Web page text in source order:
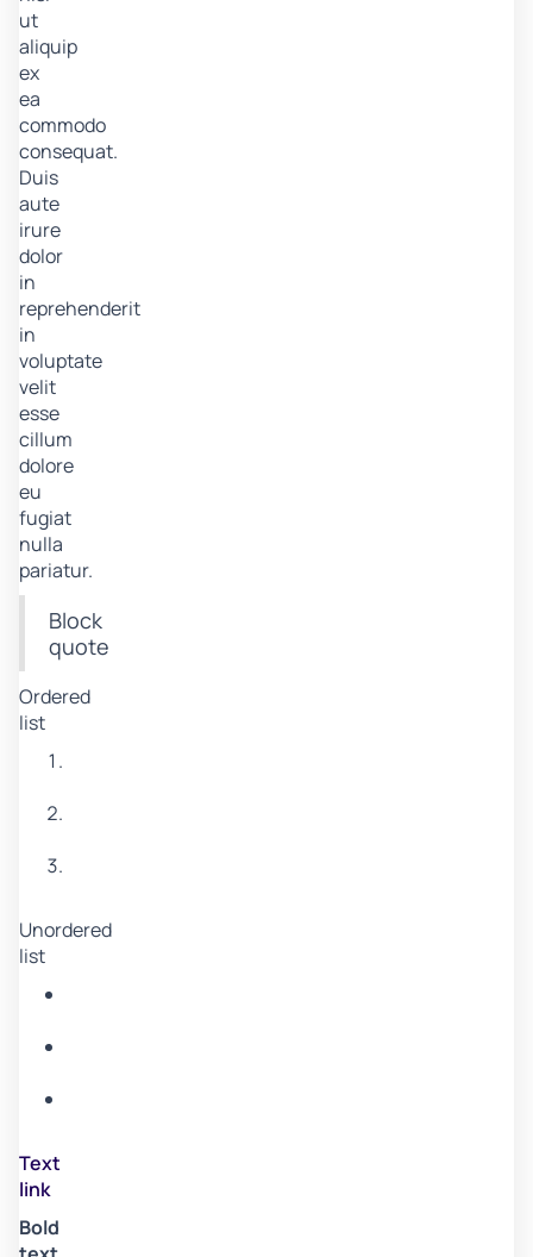
ut
aliquip
ex
ea
commodo
consequat.
Duis
aute
irure
dolor
in
reprehenderit
in
voluptate
velit
esse
cillum
dolore
eu
fugiat
nulla
pariatur.
Block
quote
Ordered
list
Unordered
list
Text
link
Bold